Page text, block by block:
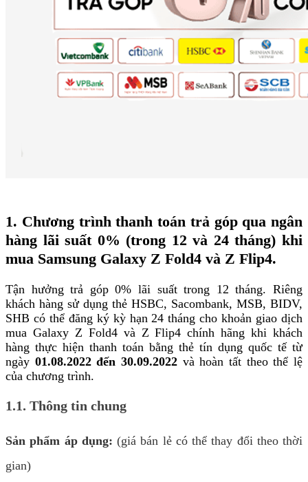
1. Chương trình thanh toán trả góp qua ngân
hàng lãi suất 0% (trong 12 và 24 tháng) khi
mua Samsung Galaxy Z Fold4 và Z Flip4.
Tận hưởng trả góp 0% lãi suất trong 12 tháng. Riêng
khách hàng sử dụng thẻ HSBC, Sacombank, MSB, BIDV,
SHB có thể đăng ký kỳ hạn 24 tháng cho khoản giao dịch
mua Galaxy Z Fold4 và Z Flip4 chính hãng khi khách
hàng thực hiện thanh toán bằng thẻ tín dụng quốc tế từ
ngày 01.08.2022 đến 30.09.2022 và hoàn tất theo thể lệ
của chương trình.
1.1. Thông tin chung
Sản phẩm áp dụng: (giá bán lẻ có thể thay đổi theo thời
gian)